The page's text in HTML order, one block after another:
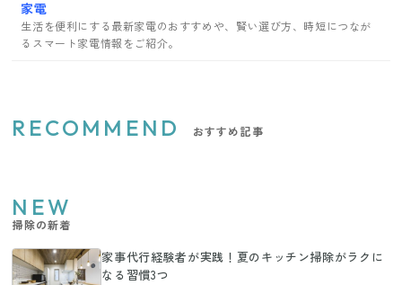
家電
生活を便利にする最新家電のおすすめや、賢い選び方、時短につなが
るスマート家電情報をご紹介。
RECOMMEND おすすめ記事
NEW
掃除の新着
家事代行経験者が実践！夏のキッチン掃除がラクに
なる習慣3つ